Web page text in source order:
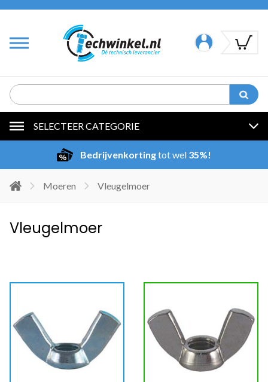
SELECTEER CATEGORIE
Bedrijvenkortingtot wel 35%!
Moeren Vleugelmoer
Vleugelmoer